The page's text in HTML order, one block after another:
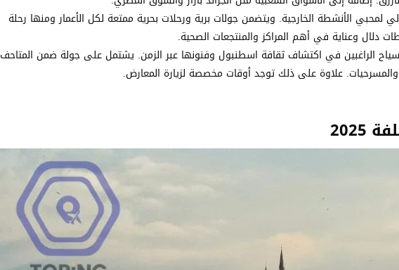
لمحبي الأنشطة الخارجية. ويتضمن جولات برية ورحلات بحرية ممتعة لكل الأعمار ومنها رحلة
دلال وعناية في أهم المراكز والمنتجعات الصحية.
الراغبين في اكتشاف ثقافة اسطنبول وفنونها عبر الزمن. يشتمل على جولة ضمن المتاحف
علاوة على ذلك توجد أوقات مخصصة لزيارة المعارض.